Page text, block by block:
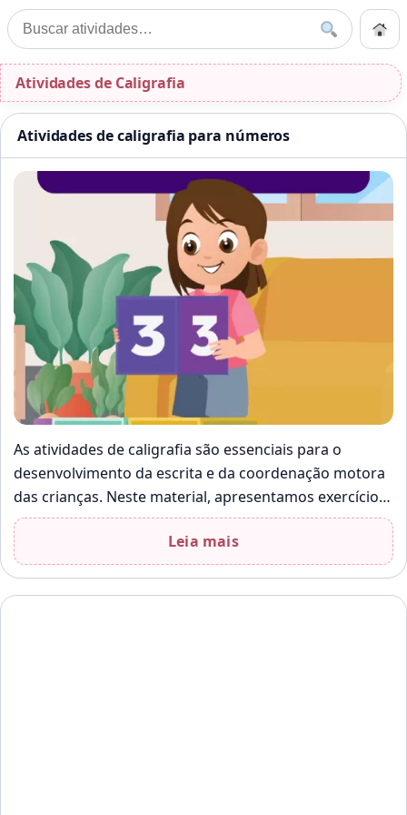
Pular para o conteúdo
Buscar por:
Buscar
Início
Início»Atividades de Caligrafia
Atividades de Caligrafia
Atividades de caligrafia para números
As atividades de caligrafia são essenciais para o
desenvolvimento da escrita e da coordenação motora
das crianças. Neste material, apresentamos exercícios
que ajudam os alunos a traçar e…
Leia mais